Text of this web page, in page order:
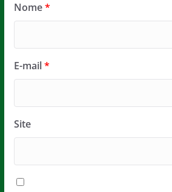
Nome*
E-mail*
Site